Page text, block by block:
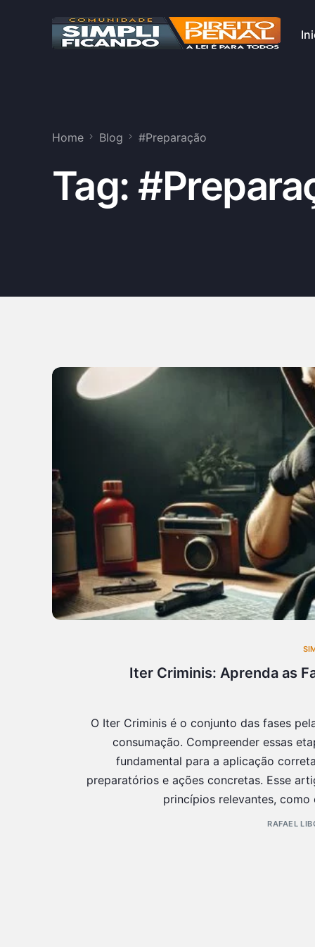
Home Blog #Preparação
Tag:
Iter Criminis: Aprenda as
O Iter Criminis é o conjunto das fases
consumação. Compreender essas
fundamental para a aplicação
preparatórios e ações concretas. Esse
princípios relevantes,
RAFAEL